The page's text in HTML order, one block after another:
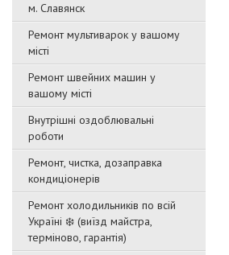
м. Славянск
Ремонт мультиварок у вашому
місті
Ремонт швейних машин у
вашому місті
Внутрішні оздоблювальні
роботи
Ремонт, чистка, дозаправка
кондиціонерів
Ремонт холодильників по всій
Україні ❄️ (виїзд майстра,
терміново, гарантія)